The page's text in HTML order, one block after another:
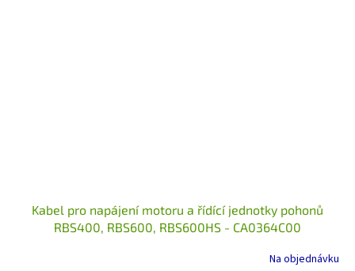
Kabel pro napájení motoru a řídící jednotky pohonů
RBS400, RBS600, RBS600HS - CA0364C00
Na objednávku